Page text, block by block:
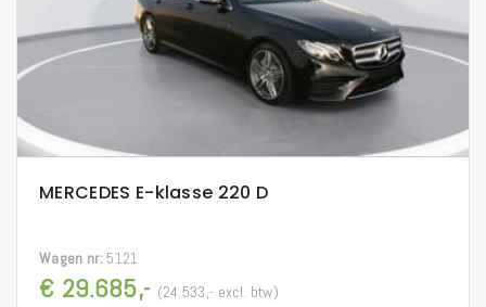
MERCEDES E-klasse 220 D
Wagen nr:5121
€ 29.685,- (24.533,- excl. btw)